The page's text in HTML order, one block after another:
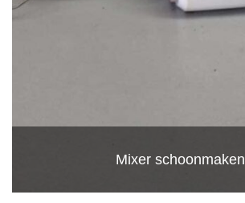
Mixer schoonmaken